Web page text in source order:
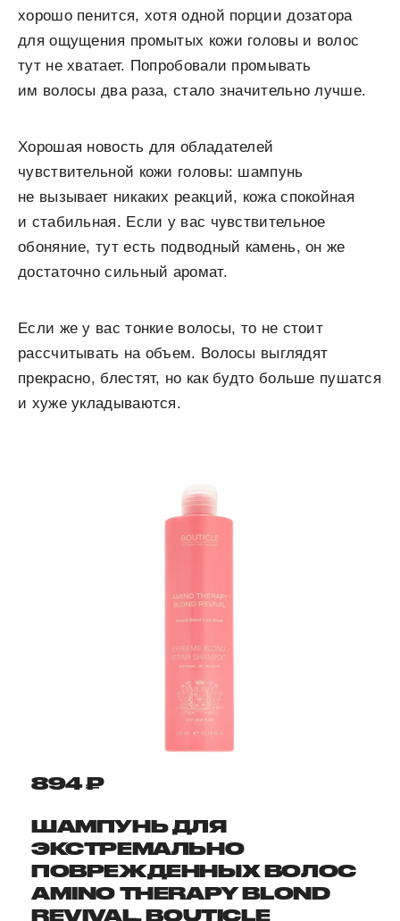
хорошо пенится, хотя одной порции дозатора
для ощущения промытых кожи головы и волос
тут не хватает. Попробовали промывать
им волосы два раза, стало значительно лучше.
Хорошая новость для обладателей
чувствительной кожи головы: шампунь
не вызывает никаких реакций, кожа спокойная
и стабильная. Если у вас чувствительное
обоняние, тут есть подводный камень, он же
достаточно сильный аромат.
Если же у вас тонкие волосы, то не стоит
рассчитывать на объем. Волосы выглядят
прекрасно, блестят, но как будто больше пушатся
и хуже укладываются.
894 ₽
ШАМПУНЬ ДЛЯ
ЭКСТРЕМАЛЬНО
ПОВРЕЖДЕННЫХ ВОЛОС
AMINO THERAPY BLOND
REVIVAL, BOUTICLE